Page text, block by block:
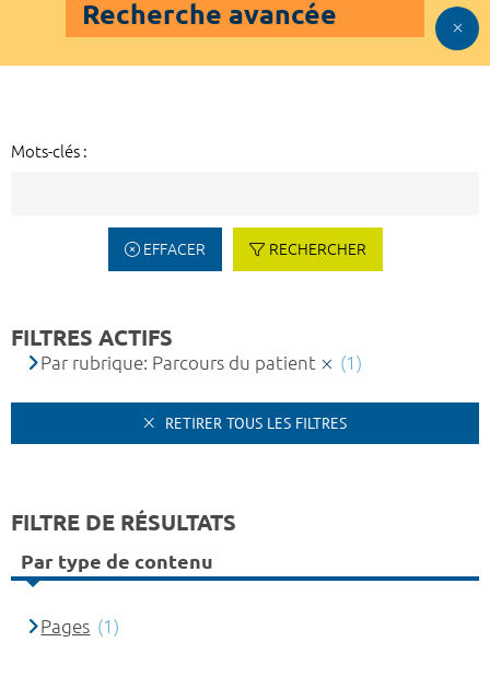
Recherche avancée
Mots-clés :
EFFACER RECHERCHER
FILTRES ACTIFS
Par rubrique: Parcours du patient (1)
RETIRER TOUS LES FILTRES
FILTRE DE RÉSULTATS
Par type de contenu
Pages (1)